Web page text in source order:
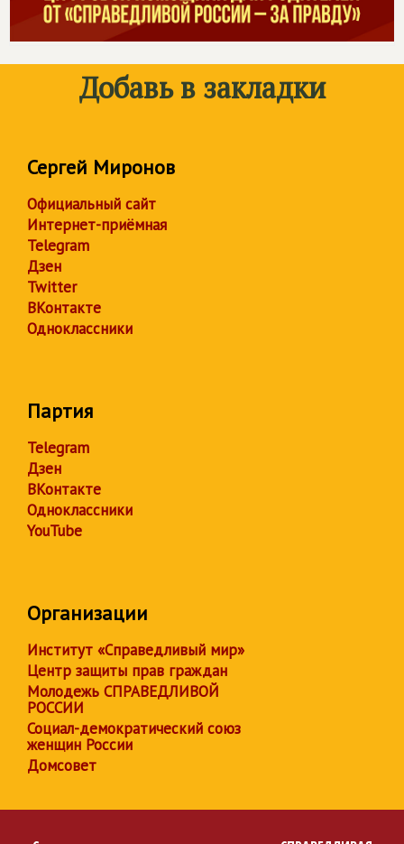
Добавь в закладки
Сергей Миронов
Официальный сайт
Интернет-приёмная
Telegram
Дзен
Twitter
ВКонтакте
Одноклассники
Партия
Telegram
Дзен
ВКонтакте
Одноклассники
YouTube
Организации
Институт «Справедливый мир»
Центр защиты прав граждан
Молодежь СПРАВЕДЛИВОЙ
РОССИИ
Социал-демократический союз
женщин России
Домсовет